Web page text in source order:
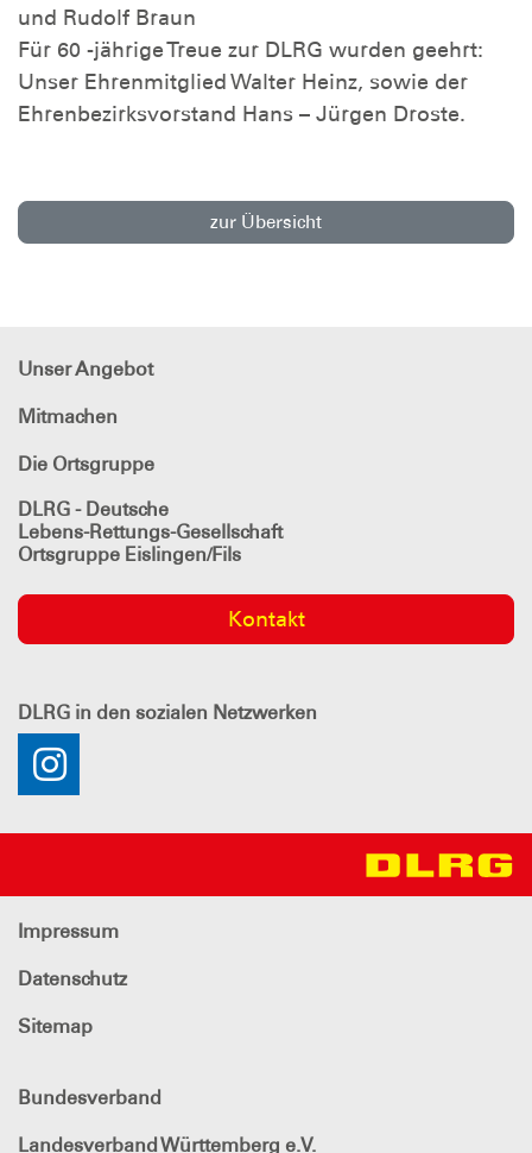
und Rudolf Braun
Für 60 -jährige Treue zur DLRG wurden geehrt:
Unser Ehrenmitglied Walter Heinz, sowie der
Ehrenbezirksvorstand Hans – Jürgen Droste.
zur Übersicht
Unser Angebot
Mitmachen
Die Ortsgruppe
DLRG - Deutsche
Lebens-Rettungs-Gesellschaft
Ortsgruppe Eislingen/Fils
Kontakt
DLRG in den sozialen Netzwerken
Impressum
Datenschutz
Sitemap
Bundesverband
Landesverband Württemberg e.V.